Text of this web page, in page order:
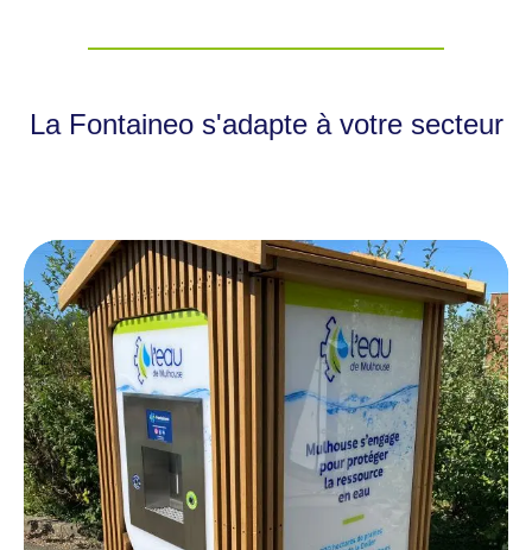
La Fontaineo s'adapte à votre secteur